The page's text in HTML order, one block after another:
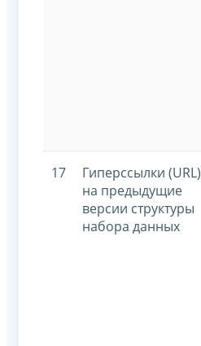
17
Гиперссылки (URL)
на предыдущие
версии структуры
набора данных